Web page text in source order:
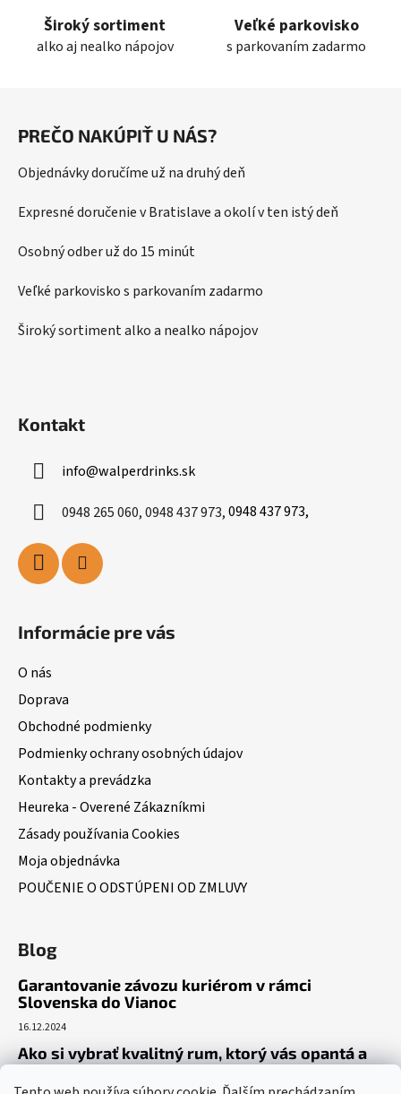
Široký sortiment
alko aj nealko nápojov
Veľké parkovisko
s parkovaním zadarmo
PREČO NAKÚPIŤ U NÁS?
Objednávky doručíme už na druhý deň
Expresné doručenie v Bratislave a okolí v ten istý deň
Osobný odber už do 15 minút
Veľké parkovisko s parkovaním zadarmo
Široký sortiment alko a nealko nápojov
Kontakt
info@walperdrinks.sk
0948 265 060, 0948 437 973,0948 437 973,
Informácie pre vás
O nás
Doprava
Obchodné podmienky
Podmienky ochrany osobných údajov
Kontakty a prevádzka
Heureka - Overené Zákazníkmi
Zásady používania Cookies
Moja objednávka
POUČENIE O ODSTÚPENI OD ZMLUVY
Blog
Garantovanie závozu kuriérom v rámci
Slovenska do Vianoc
16.12.2024
Ako si vybrať kvalitný rum, ktorý vás opantá a
už nepustí?